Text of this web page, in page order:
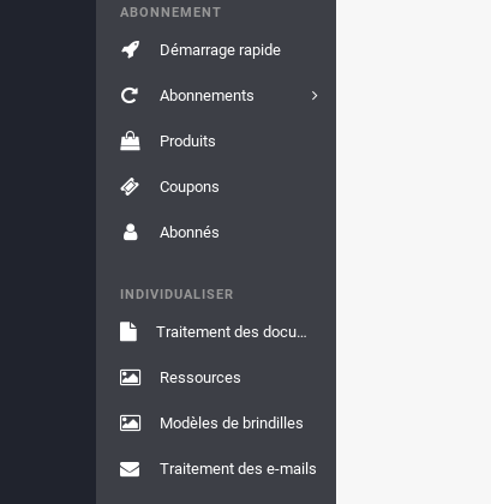
ABONNEMENT
Démarrage rapide
Abonnements
Produits
Coupons
Abonnés
INDIVIDUALISER
Traitement des documents
Ressources
Modèles de brindilles
Traitement des e-mails